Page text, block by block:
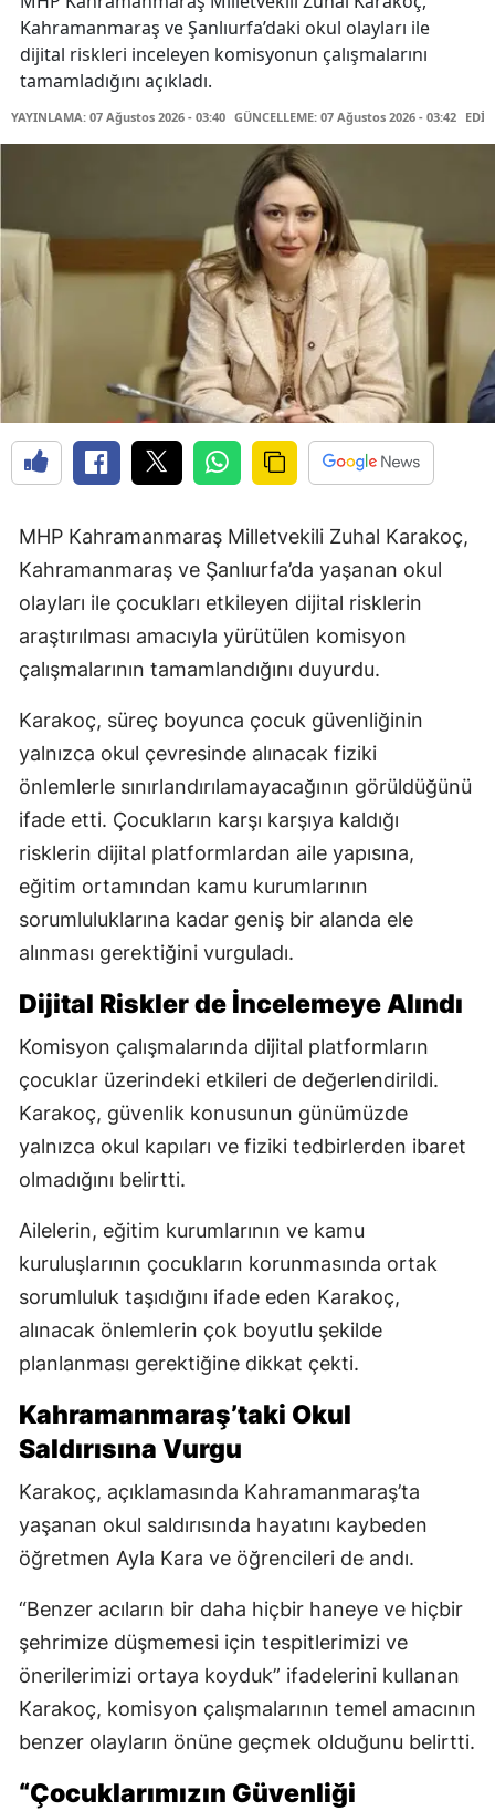
Kahramanmaraş ve Şanlıurfa’daki okul olayları ile
dijital riskleri inceleyen komisyonun çalışmalarını
tamamladığını açıkladı.
YAYINLAMA: 07 Ağustos 2026 - 03:40 GÜNCELLEME: 07 Ağustos 2026 - 03:42
MHP Kahramanmaraş Milletvekili Zuhal Karakoç,
Kahramanmaraş ve Şanlıurfa’da yaşanan okul
olayları ile çocukları etkileyen dijital risklerin
araştırılması amacıyla yürütülen komisyon
çalışmalarının tamamlandığını duyurdu.
Karakoç, süreç boyunca çocuk güvenliğinin
yalnızca okul çevresinde alınacak fiziki
önlemlerle sınırlandırılamayacağının görüldüğünü
ifade etti. Çocukların karşı karşıya kaldığı
risklerin dijital platformlardan aile yapısına,
eğitim ortamından kamu kurumlarının
sorumluluklarına kadar geniş bir alanda ele
alınması gerektiğini vurguladı.
Dijital Riskler de İncelemeye Alındı
Komisyon çalışmalarında dijital platformların
çocuklar üzerindeki etkileri de değerlendirildi.
Karakoç, güvenlik konusunun günümüzde
yalnızca okul kapıları ve fiziki tedbirlerden ibaret
olmadığını belirtti.
Ailelerin, eğitim kurumlarının ve kamu
kuruluşlarının çocukların korunmasında ortak
sorumluluk taşıdığını ifade eden Karakoç,
alınacak önlemlerin çok boyutlu şekilde
planlanması gerektiğine dikkat çekti.
Kahramanmaraş’taki Okul
Saldırısına Vurgu
Karakoç, açıklamasında Kahramanmaraş’ta
yaşanan okul saldırısında hayatını kaybeden
öğretmen Ayla Kara ve öğrencileri de andı.
“Benzer acıların bir daha hiçbir haneye ve hiçbir
şehrimize düşmemesi için tespitlerimizi ve
önerilerimizi ortaya koyduk” ifadelerini kullanan
Karakoç, komisyon çalışmalarının temel amacının
benzer olayların önüne geçmek olduğunu belirtti.
“Çocuklarımızın Güvenliği